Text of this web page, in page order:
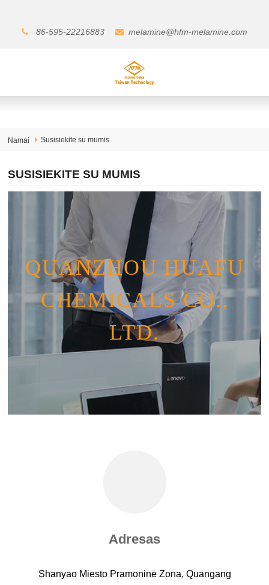
86-595-22216883 melamine@hfm-melamine.com
Namai Susisiekite su mumis
SUSISIEKITE SU MUMIS
QUANZHOU HUAFU
CHEMICALS CO.,
LTD.
Adresas
Shanyao Miesto Pramoninė Zona, Quangang